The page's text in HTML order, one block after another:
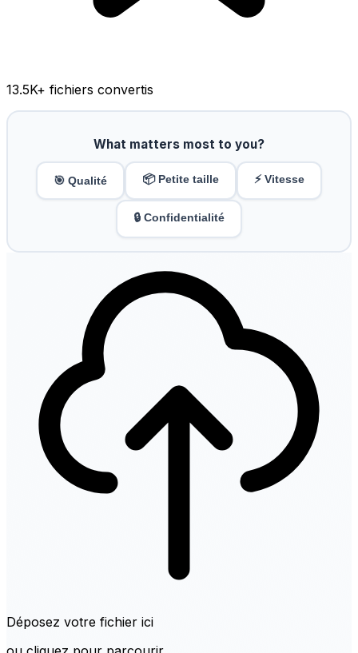
13.5K+ fichiers convertis
What matters most to you?
🎯 Qualité 📦 Petite taille ⚡ Vitesse
🔒 Confidentialité
Déposez votre fichier ici